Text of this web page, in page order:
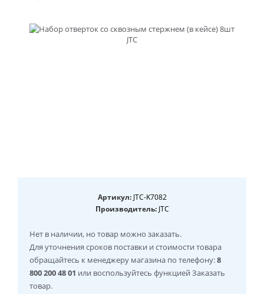
Артикул:JTC-K7082
Производитель:JTC
Нет в наличии, но товар можно заказать.
Для уточнения сроков поставки и стоимости товара
обращайтесь к менеджеру магазина по телефону:8
800 200 48 01 или воспользуйтесь функцией Заказать
товар.